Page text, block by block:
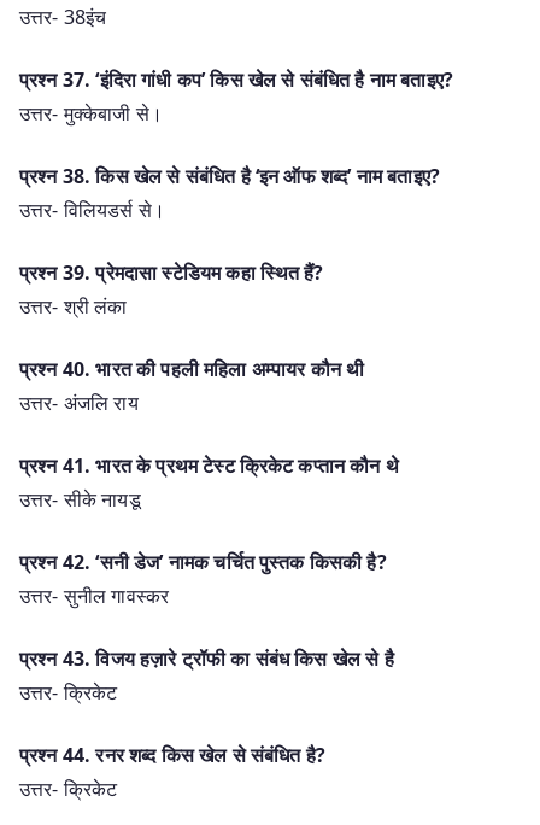
उत्तर- 38इंच
प्रश्न 37. ‘इंदिरा गांधी कप’ किस खेल से संबंधित है नाम बताइए?
उत्तर- मुक्केबाजी से।
प्रश्न 38. किस खेल से संबंधित है ‘इन ऑफ शब्द’ नाम बताइए?
उत्तर- विलियडर्स से।
प्रश्न 39. प्रेमदासा स्टेडियम कहा स्थित हैं?
उत्तर- श्री लंका
प्रश्न 40. भारत की पहली महिला अम्पायर कौन थी
उत्तर- अंजलि राय
प्रश्न 41. भारत के प्रथम टेस्ट क्रिकेट कप्तान कौन थे
उत्तर- सीके नायडू
प्रश्न 42. ‘सनी डेज’ नामक चर्चित पुस्तक किसकी है?
उत्तर- सुनील गावस्कर
प्रश्न 43. विजय हज़ारे ट्रॉफी का संबंध किस खेल से है
उत्तर- क्रिकेट
प्रश्न 44. रनर शब्द किस खेल से संबंधित है?
उत्तर- क्रिकेट